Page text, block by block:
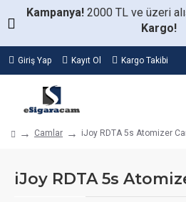
Kampanya! 2000 TL ve üzeri
Kargo!
Giriş Yap Kayıt Ol Kargo Takibi
Camlar iJoy RDTA 5s Atomizer
iJoy RDTA 5s